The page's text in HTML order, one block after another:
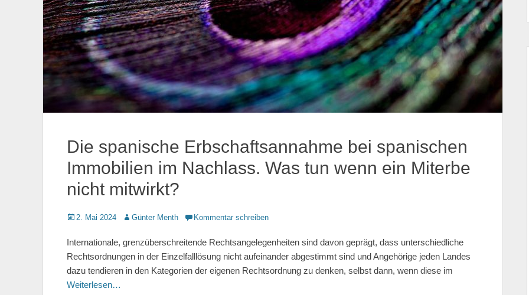
Die spanische Erbschaftsannahme bei spanischen
Immobilien im Nachlass. Was tun wenn ein Miterbe
nicht mitwirkt?
Gepostet
2. Mai 2024 AutorGünter Menth Kommentar schreiben
Internationale, grenzüberschreitende Rechtsangelegenheiten sind davon geprägt, dass unterschiedliche
Rechtsordnungen in der Einzelfalllösung nicht aufeinander abgestimmt sind und Angehörige jeden Landes
dazu tendieren in den Kategorien der eigenen Rechtsordnung zu denken, selbst dann, wenn diese im
Weiterlesen…